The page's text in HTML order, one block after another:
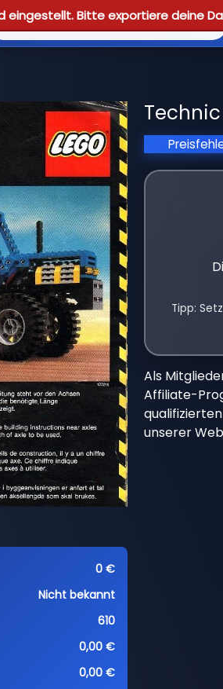
eingestellt. Bitte exportiere deine
0 €
Nicht bekannt
610
0,00 €
0,00 €
Tipp:
Als
Affiliate-
unserer